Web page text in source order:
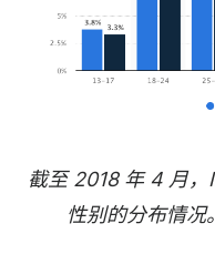
截至 2018 年 4 月
性别的分布情